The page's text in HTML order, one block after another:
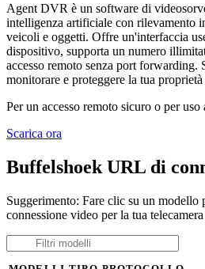
Agent DVR è un software di
intelligenza artificiale con rilevamento
veicoli e oggetti. Offre un'interfaccia
dispositivo, supporta un numero
accesso remoto senza port
monitorare e proteggere la tua
Per un accesso remoto sicuro o per uso
Scarica ora
Buffelshoek URL di
Suggerimento: Fare clic su un modello
connessione video per la tua